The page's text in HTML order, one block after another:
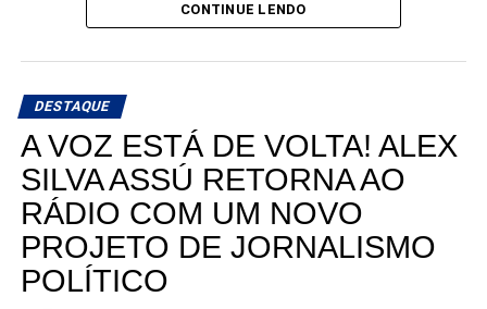
a reforma da Casa de Cultura, aquisição de mobiliário
fortalecimento da atenção básica e especializada em
saúde, com investimentos destinados ao município e à
APAMI.
“Foram investimentos realizados durante a nossa atuação
como deputado federal que seguem presentes na vida
das pessoas, independentemente de alinhamentos
políticos ou do apoio de prefeitos à época. O
compromisso do mandato sempre foi com as cidades e
com as pessoas, acima de qualquer disputa partidária”,
CONTINUE LENDO
DESTAQUE
A VOZ ESTÁ DE VOLTA! ALEX
SILVA ASSÚ RETORNA AO
RÁDIO COM UM NOVO
PROJETO DE JORNALISMO
POLÍTICO